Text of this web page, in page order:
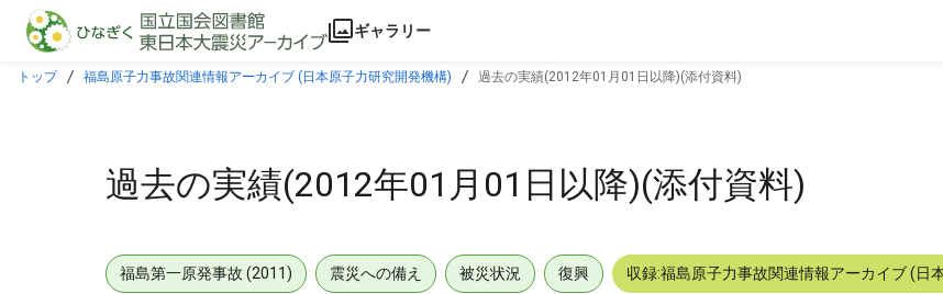
本文に飛ぶ
ギャラリー
トップ 福島原子力事故関連情報アーカイブ (日本原子力研究開発機構) 過去の実績(2012年01月01日以降)(添付資料)
過去の実績(2012年01月01日以降)(添付資料)
福島第一原発事故 (2011) 震災への備え 被災状況 復興 収録:福島原子力事故関連情報アーカイブ (日